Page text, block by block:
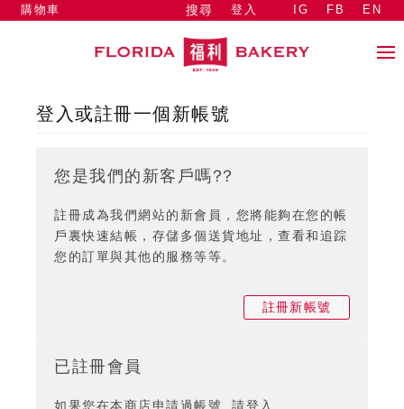
搜尋 登入
購物車 IG FB EN
登入或註冊一個新帳號
您是我們的新客戶嗎??
註冊成為我們網站的新會員，您將能夠在您的帳
戶裏快速結帳，存儲多個送貨地址，查看和追踪
您的訂單與其他的服務等等。
註冊新帳號
已註冊會員
如果您在本商店申請過帳號, 請登入.